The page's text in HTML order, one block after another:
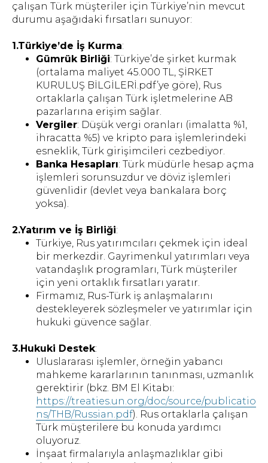
çalışan Türk müşteriler için Türkiye’nin mevcut
durumu aşağıdaki fırsatları sunuyor:
1.Türkiye’de İş Kurma:
Gümrük Birliği: Türkiye’de şirket kurmak
(ortalama maliyet 45.000 TL, ŞİRKET
KURULUŞ BİLGİLERİ.pdf’ye göre), Rus
ortaklarla çalışan Türk işletmelerine AB
pazarlarına erişim sağlar.
Vergiler: Düşük vergi oranları (imalatta %1,
ihracatta %5) ve kripto para işlemlerindeki
esneklik, Türk girişimcileri cezbediyor.
Banka Hesapları: Türk müdürle hesap açma
işlemleri sorunsuzdur ve döviz işlemleri
güvenlidir (devlet veya bankalara borç
yoksa).
2.Yatırım ve İş Birliği:
Türkiye, Rus yatırımcıları çekmek için ideal
bir merkezdir. Gayrimenkul yatırımları veya
vatandaşlık programları, Türk müşteriler
için yeni ortaklık fırsatları yaratır.
Firmamız, Rus-Türk iş anlaşmalarını
destekleyerek sözleşmeler ve yatırımlar için
hukuki güvence sağlar.
3.Hukuki Destek:
Uluslararası işlemler, örneğin yabancı
mahkeme kararlarının tanınması, uzmanlık
gerektirir (bkz. BM El Kitabı:
https://treaties.un.org/doc/source/publicatio
ns/THB/Russian.pdf). Rus ortaklarla çalışan
Türk müşterilere bu konuda yardımcı
oluyoruz.
İnşaat firmalarıyla anlaşmazlıklar gibi